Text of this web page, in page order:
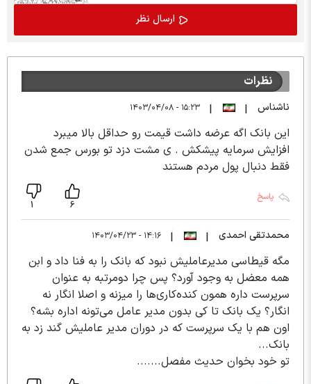
نظرات
ناشناس |
| ۱۵:۲۳ - ۱۴۰۳/۰۴/۰۸
این بانک اگه عرضه داشت قیمت رو حداقل بالا میبرد
افزایش سرمایه پیشکش . ی مشت دزد تو بورس جمع شدن
فقط دنبال پول مردم هستند
پاسخ
6
1
محمدتقی احمدی |
| ۱۴:۱۶ - ۱۴۰۳/۰۴/۲۳
مگه قیطاسی مدیرعاملیش نبود که بانک را به فنا داد و ابن
همه معضل به وجود آورد؟ پس چرا دومرتبه به عنوان
سرپرست داره همون کنده‌کاری‌ها را میزنه و اصلا انگار نه
انگار؟ یک بانک تا کی بدون مدیر عامل می‌تونه اداره بشه؟
اون هم با یک سرپرست که در دوران مدیر عاملیش گند زد به
بانک...
تو خود بخوان حدیث مفصل.......